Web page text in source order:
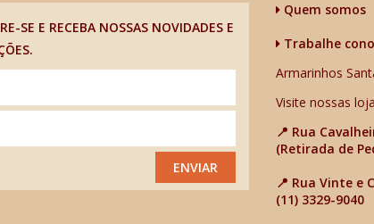
SE E RECEBA NOSSAS NOVIDADES E
ENVIAR
Quem somos
Trabalhe
Armarinhos
Visite nossas
📍 Rua
(Retirada de
📍 Rua Vinte e
(11) 3329-9040